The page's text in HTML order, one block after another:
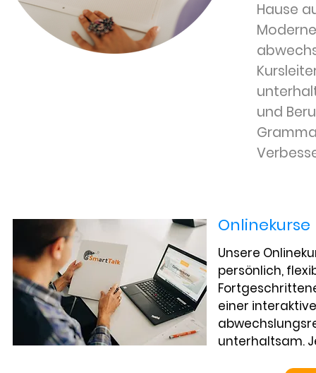
Hause
und
Onlinekurse
Unsere
persönlich,
einer
unterhaltsam.